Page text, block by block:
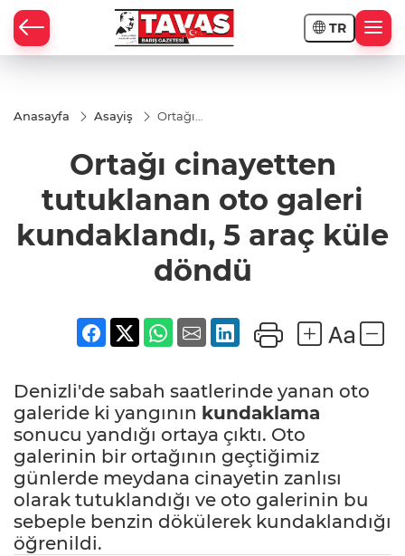
TR
Anasayfa Asayiş
Ortağı
oto galeri
kundaklandı,
döndü
Ortağı cinayetten
tutuklanan oto galeri
kundaklandı, 5 araç küle
döndü
Denizli'de sabah saatlerinde yanan oto
galeride ki yangının kundaklama
sonucu yandığı ortaya çıktı. Oto
galerinin bir ortağının geçtiğimiz
günlerde meydana cinayetin zanlısı
olarak tutuklandığı ve oto galerinin bu
sebeple benzin dökülerek kundaklandığı
öğrenildi.